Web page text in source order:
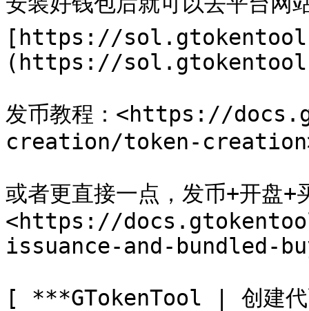
[https://
(https://
发币教程：<https://
creation/token-
或者更直接一点，发币+开盘+
<https://
issuance-and-bundled-
[ ***GTokenTool | 创建代